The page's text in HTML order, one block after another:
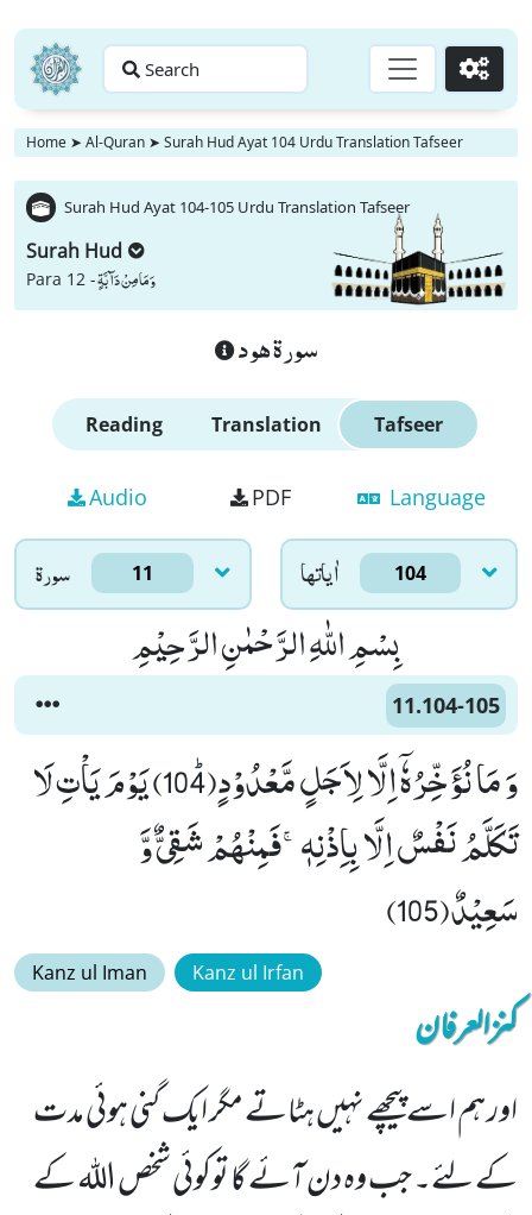
Search Go
Home ➤ Al-Quran ➤ Surah Hud Ayat 104 Urdu Translation Tafseer
Surah Hud Ayat 104-105 Urdu Translation Tafseer
Surah Hud
Para 12 -وَ مَا مِنْ دَآبَّةٍ
سورة هود
Reading Translation Tafseer
Audio PDF Language
سورۃ 11 اٰياتها 104
بِسْمِ اللّٰهِ الرَّحْمٰنِ الرَّحِیْمِ
11.104-105
وَ مَا نُؤَخِّرُهٗۤ اِلَّا لِاَجَلٍ مَّعْدُوْدٍﭤ(104) یَوْمَ یَاْتِ لَا
تَكَلَّمُ نَفْسٌ اِلَّا بِاِذْنِهٖۚ-فَمِنْهُمْ شَقِیٌّ وَّ
سَعِیْدٌ(105)
Kanz ul Iman Kanz ul Irfan
کنزالعرفان
اور ہم اسے پیچھے نہیں ہٹاتے مگر ایک گنی ہوئی مدت
کے لئے۔ جب وہ دن آئے گا توکوئی شخص اللہ کے